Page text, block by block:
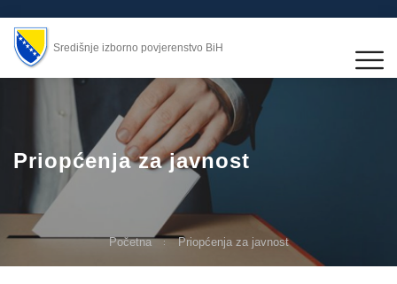
Središnje izborno povjerenstvo BiH
Priopćenja za javnost
Početna Priopćenja za javnost